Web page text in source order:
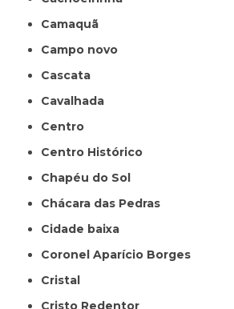
Camaquã
Campo novo
Cascata
Cavalhada
Centro
Centro Histórico
Chapéu do Sol
Chácara das Pedras
Cidade baixa
Coronel Aparício Borges
Cristal
Cristo Redentor